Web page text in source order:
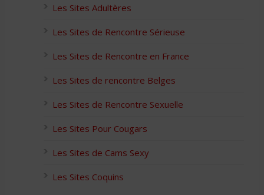
Les Sites Adultères
Les Sites de Rencontre Sérieuse
Les Sites de Rencontre en France
Les Sites de rencontre Belges
Les Sites de Rencontre Sexuelle
Les Sites Pour Cougars
Les Sites de Cams Sexy
Les Sites Coquins